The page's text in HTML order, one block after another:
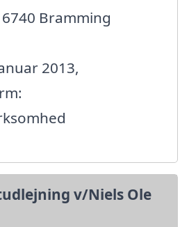
Bramming
2013,
v/Niels Ole